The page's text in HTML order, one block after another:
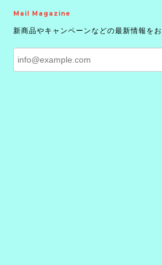
Mail Magazine
新商品やキャンペーンなどの最新情報をお